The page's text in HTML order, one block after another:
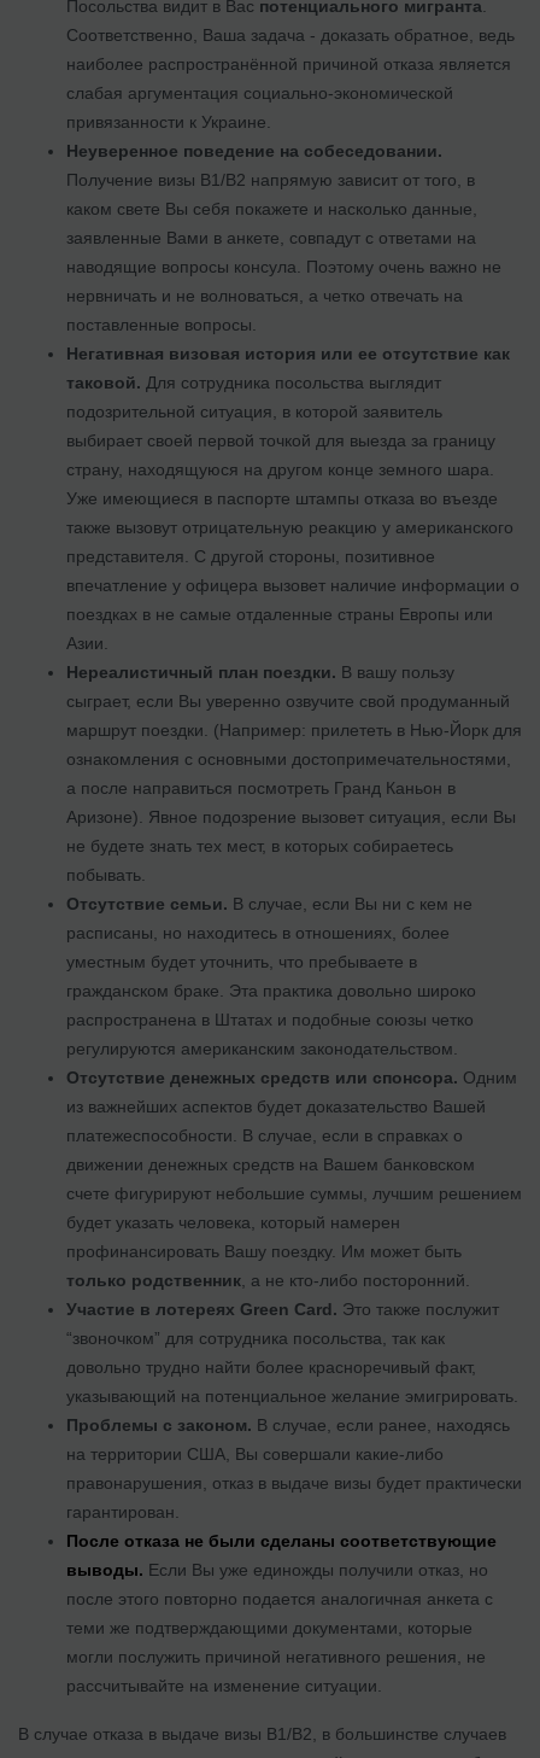
Посольства видит в Вас потенциального мигранта
Соответственно, Ваша задача - доказать обратное, ведь
наиболее распространённой причиной отказа является
слабая аргументация социально-экономической
привязанности к Украине.
Неуверенное поведение на собеседовании.
Получение визы В1/В2 напрямую зависит от того, в
каком свете Вы себя покажете и насколько данные,
заявленные Вами в анкете, совпадут с ответами на
наводящие вопросы консула. Поэтому очень важно не
нервничать и не волноваться, а четко отвечать на
поставленные вопросы.
Негативная визовая история или ее отсутствие как
таковой. Для сотрудника посольства выглядит
подозрительной ситуация, в которой заявитель
выбирает своей первой точкой для выезда за границу
страну, находящуюся на другом конце земного шара.
Уже имеющиеся в паспорте штампы отказа во въезде
также вызовут отрицательную реакцию у американского
представителя. С другой стороны, позитивное
впечатление у офицера вызовет наличие информации о
поездках в не самые отдаленные страны Европы или
Азии.
Нереалистичный план поездки. В вашу пользу
сыграет, если Вы уверенно озвучите свой продуманный
маршрут поездки. (Например: прилететь в Нью-Йорк для
ознакомления с основными достопримечательностями,
а после направиться посмотреть Гранд Каньон в
Аризоне). Явное подозрение вызовет ситуация, если Вы
не будете знать тех мест, в которых собираетесь
побывать.
Отсутствие семьи. В случае, если Вы ни с кем не
расписаны, но находитесь в отношениях, более
уместным будет уточнить, что пребываете в
гражданском браке. Эта практика довольно широко
распространена в Штатах и подобные союзы четко
регулируются американским законодательством.
Отсутствие денежных средств или спонсора. Одним
из важнейших аспектов будет доказательство Вашей
платежеспособности. В случае, если в справках о
движении денежных средств на Вашем банковском
счете фигурируют небольшие суммы, лучшим решением
будет указать человека, который намерен
профинансировать Вашу поездку. Им может быть
только родственник , а не кто-либо посторонний.
Участие в лотереях Green Card. Это также послужит
“звоночком” для сотрудника посольства, так как
довольно трудно найти более красноречивый факт,
указывающий на потенциальное желание эмигрировать.
Проблемы с законом. В случае, если ранее, находясь
на территории США, Вы совершали какие-либо
правонарушения, отказ в выдаче визы будет практически
гарантирован.
После отказа не были сделаны соответствующие
выводы. Если Вы уже единожды получили отказ, но
после этого повторно подается аналогичная анкета с
теми же подтверждающими документами, которые
могли послужить причиной негативного решения, не
рассчитывайте на изменение ситуации.
В случае отказа в выдаче визы В1/В2, в большинстве случаев